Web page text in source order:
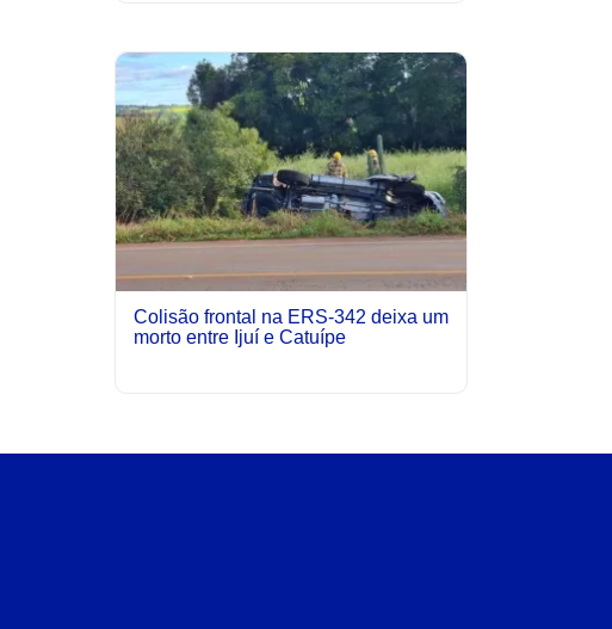
Colisão frontal na ERS-342 deixa um
morto entre Ijuí e Catuípe